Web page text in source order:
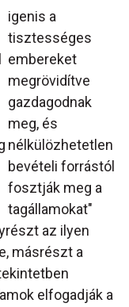
igenis a
tisztességes
embereket
megrövidítve
gazdagodnak
meg, és
nélkülözhetetlen
bevételi forrástól
fosztják meg a
tagállamokat"
az ilyen
másrészt a
elfogadják a